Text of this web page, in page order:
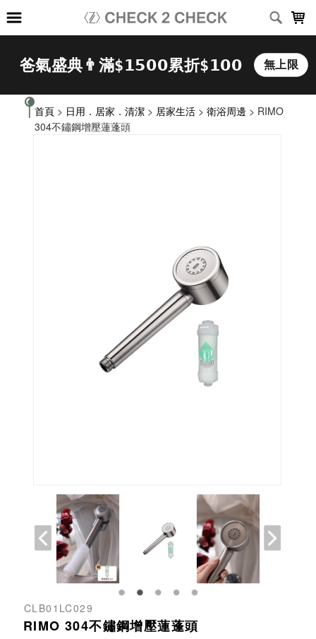
首頁 > 日用．居家．清潔 > 居家生活 > 衛浴周邊 > RIMO
304不鏽鋼增壓蓮蓬頭
CLB01LC029
RIMO 304不鏽鋼增壓蓮蓬頭